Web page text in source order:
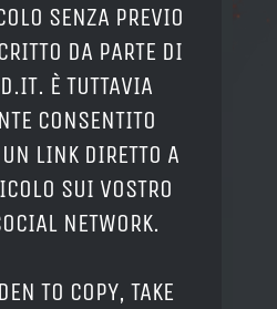
SENZA PREVIO
DA PARTE DI
È TUTTAVIA
CONSENTITO
LINK DIRETTO A
SUI VOSTRO
NETWORK.
TO COPY, TAKE